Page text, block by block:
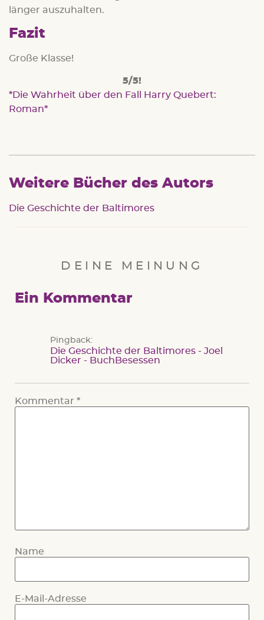
länger auszuhalten.
Fazit
Große Klasse!
5/5!
Die Wahrheit über den Fall Harry Quebert:
Roman
Weitere Bücher des Autors
Die Geschichte der Baltimores
DEINE MEINUNG
Ein Kommentar
Pingback:
Die Geschichte der Baltimores - Joel
Dicker - BuchBesessen
Kommentar *
Name
E-Mail-Adresse